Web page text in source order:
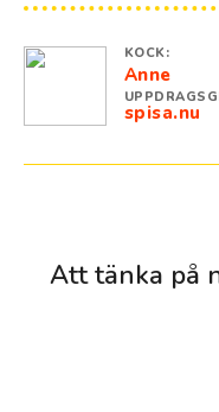
KOCK:
Anne
spisa.nu
Att tänka på